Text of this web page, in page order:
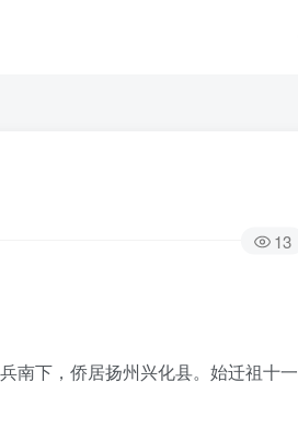
13
南下，侨居扬州兴化县。始迁祖十一